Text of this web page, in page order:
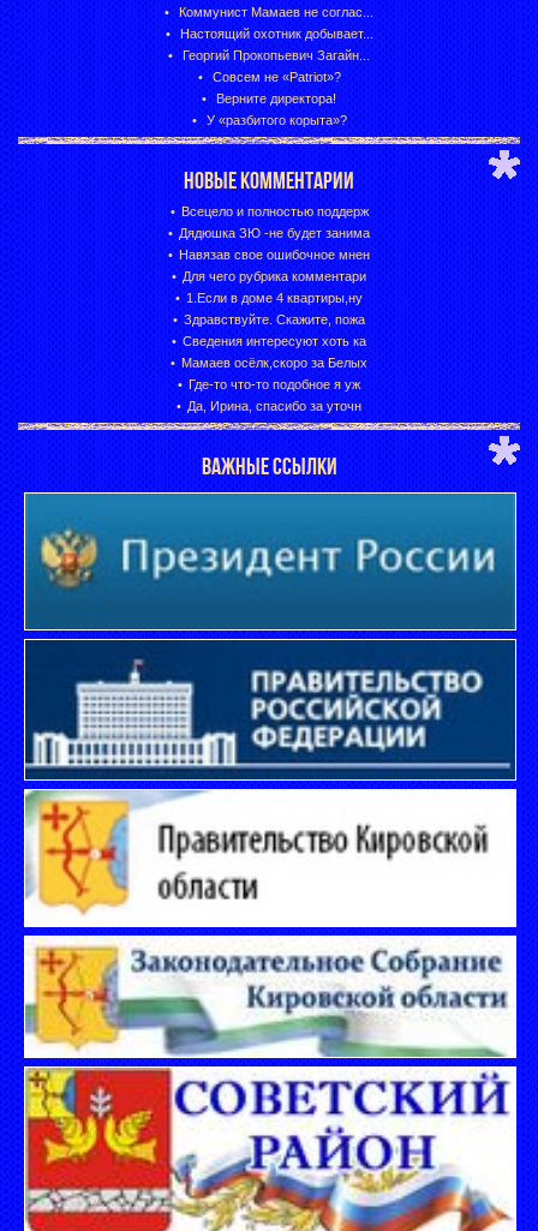
Коммунист Мамаев не соглас...
Настоящий охотник добывает...
Георгий Прокопьевич Загайн...
Совсем не «Patriot»?
Верните директора!
У «разбитого корыта»?
НОВЫЕ КОММЕНТАРИИ
Всецело и полностью поддерж
Дядюшка ЗЮ -не будет занима
Навязав свое ошибочное мнен
Для чего рубрика комментари
1.Если в доме 4 квартиры,ну
Здравствуйте. Скажите, пожа
Сведения интересуют хоть ка
Мамаев осёлк,скоро за Белых
Где-то что-то подобное я уж
Да, Ирина, спасибо за уточн
ВАЖНЫЕ ССЫЛКИ